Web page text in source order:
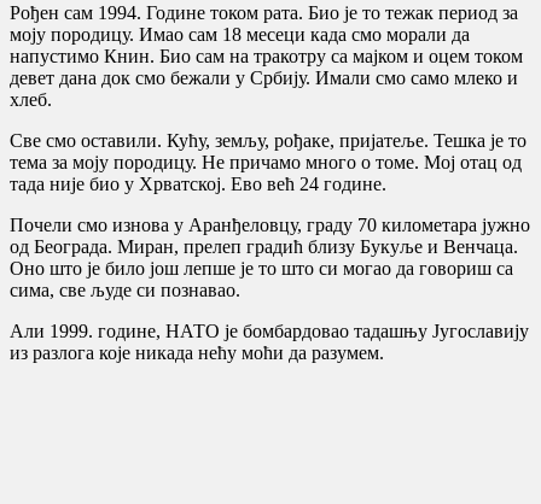
Рођен сам 1994. Године током рата. Био је то тежак период за
моју породицу. Имао сам 18 месеци када смо морали да
напустимо Книн. Био сам на тракотру са мајком и оцем током
девет дана док смо бежали у Србију. Имали смо само млеко и
хлеб.
Све смо оставили. Кућу, земљу, рођаке, пријатеље. Тешка је то
тема за моју породицу. Не причамо много о томе. Мој отац од
тада није био у Хрватској. Ево већ 24 године.
Почели смо изнова у Аранђеловцу, граду 70 километара јужно
од Београда. Миран, прелеп градић близу Букуље и Венчаца.
Оно што је било још лепше је то што си могао да говориш са
сима, све људе си познавао.
Али 1999. године, НАТО је бомбардовао тадашњу Југославију
из разлога које никада нећу моћи да разумем.